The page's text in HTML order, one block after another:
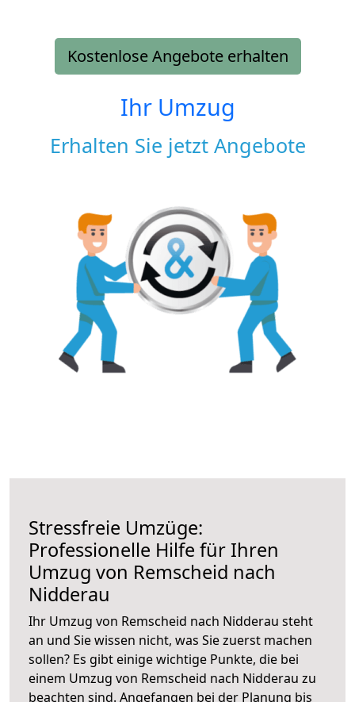
Kostenlose Angebote erhalten
Ihr Umzug
Erhalten Sie jetzt Angebote
Stressfreie Umzüge:
Professionelle Hilfe für Ihren
Umzug von Remscheid nach
Nidderau
Ihr Umzug von Remscheid nach Nidderau steht
an und Sie wissen nicht, was Sie zuerst machen
sollen? Es gibt einige wichtige Punkte, die bei
einem Umzug von Remscheid nach Nidderau zu
beachten sind. Angefangen bei der Planung bis